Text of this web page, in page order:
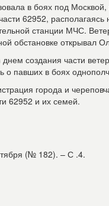
в боях под
62952,
станции МЧС.
обстановке
создания части
о павших в боях
города и
62952 и их семей.
(№ 182). – С .4.